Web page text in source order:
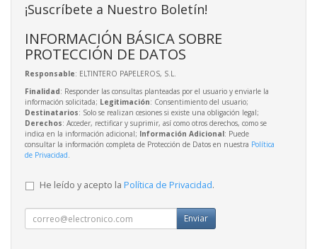
¡Suscríbete a Nuestro Boletín!
INFORMACIÓN BÁSICA SOBRE
PROTECCIÓN DE DATOS
Responsable: ELTINTERO PAPELEROS, S.L.
Finalidad: Responder las consultas planteadas por el usuario y enviarle la
información solicitada; Legitimación: Consentimiento del usuario;
Destinatarios: Solo se realizan cesiones si existe una obligación legal;
Derechos: Acceder, rectificar y suprimir, así como otros derechos, como se
indica en la información adicional; Información Adicional: Puede
consultar la información completa de Protección de Datos en nuestra Política
de Privacidad.
He leído y acepto la Política de Privacidad.
Enviar